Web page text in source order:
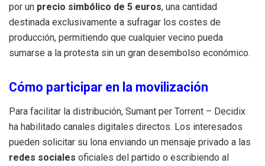
por un precio simbólico de 5 euros, una cantidad
destinada exclusivamente a sufragar los costes de
producción, permitiendo que cualquier vecino pueda
sumarse a la protesta sin un gran desembolso económico.
Cómo participar en la movilización
Para facilitar la distribución, Sumant per Torrent – Decidix
ha habilitado canales digitales directos. Los interesados
pueden solicitar su lona enviando un mensaje privado a las
redes sociales oficiales del partido o escribiendo al